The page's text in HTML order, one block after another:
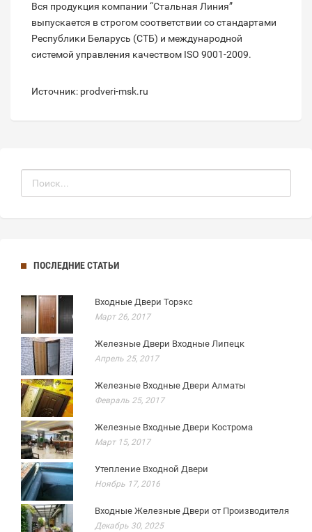
Вся продукция компании “Стальная Линия”
выпускается в строгом соответствии со стандартами
Республики Беларусь (СТБ) и международной
системой управления качеством ISO 9001-2009.
Источник: prodveri-msk.ru
ПОСЛЕДНИЕ СТАТЬИ
Входные Двери Торэкс
Март 26, 2017
Железные Двери Входные Липецк
Апрель 25, 2017
Железные Входные Двери Алматы
Февраль 25, 2017
Железные Входные Двери Кострома
Март 15, 2017
Утепление Входной Двери
Ноябрь 17, 2016
Входные Железные Двери от Производителя
Декабрь 30, 2025